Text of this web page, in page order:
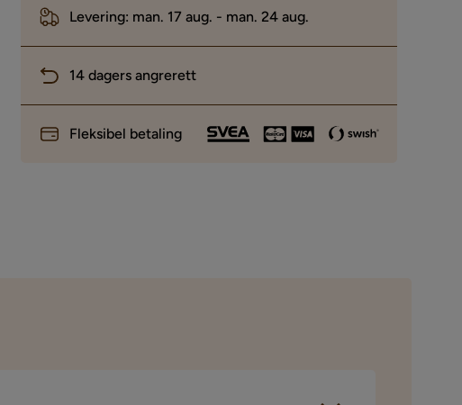
Levering: man. 17 aug. - man. 24 aug.
14 dagers angrerett
Fleksibel betaling